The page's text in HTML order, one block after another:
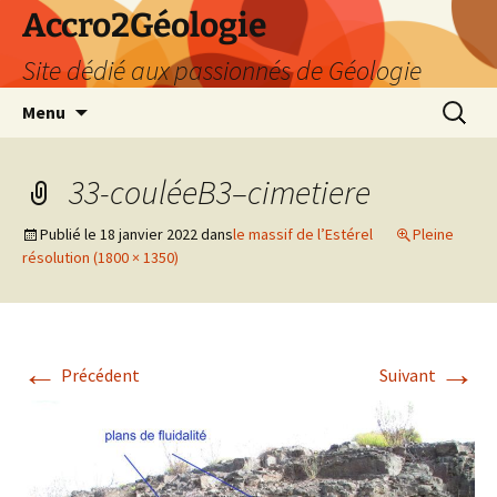
Accro2Géologie
Site dédié aux passionnés de Géologie
Menu
33-couléeB3–cimetiere
Publié le 18 janvier 2022dansle massif de l’Estérel
Pleine
résolution (1800 × 1350)
← Précédent Suivant →